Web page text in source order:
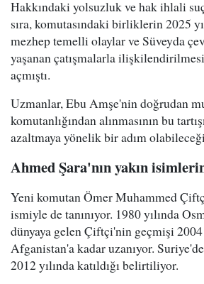
Hakkındaki yolsuzluk ve hak ihlali
sıra, komutasındaki birliklerin 2025
mezhep temelli olaylar ve Süveyda
yaşanan çatışmalarla
açmıştı.
Uzmanlar, Ebu Amşe'nin doğrudan
komutanlığından alınmasının bu
azaltmaya yönelik bir adım
Ahmed Şara'nın yakın
Yeni komutan Ömer Muhammed
ismiyle de tanınıyor. 1980 yılında
dünyaya gelen Çiftçi'nin geçmişi 2004
Afganistan'a kadar uzanıyor.
2012 yılında katıldığı belirtiliyor.